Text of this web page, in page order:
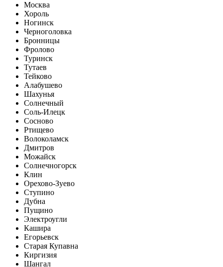
Москва
Хороль
Ногинск
Черноголовка
Бронницы
Фролово
Туринск
Тутаев
Тейково
Алабушево
Шахунья
Солнечный
Соль-Илецк
Сосново
Ртищево
Волоколамск
Дмитров
Можайск
Солнечногорск
Клин
Орехово-Зуево
Ступино
Дубна
Пущино
Электроугли
Кашира
Егорьевск
Старая Купавна
Киргизия
Шангал